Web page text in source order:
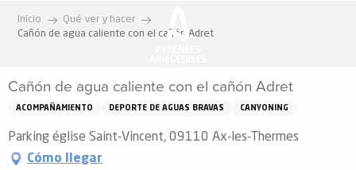
Inicio
Qué ver y hacer
Cañón de agua caliente con el cañón Adret
Cañón de agua caliente con el cañón Adret
ACOMPAÑAMIENTO DEPORTE DE AGUAS BRAVAS CANYONING
Parking église Saint-Vincent, 09110 Ax-les-Thermes
Cómo llegar